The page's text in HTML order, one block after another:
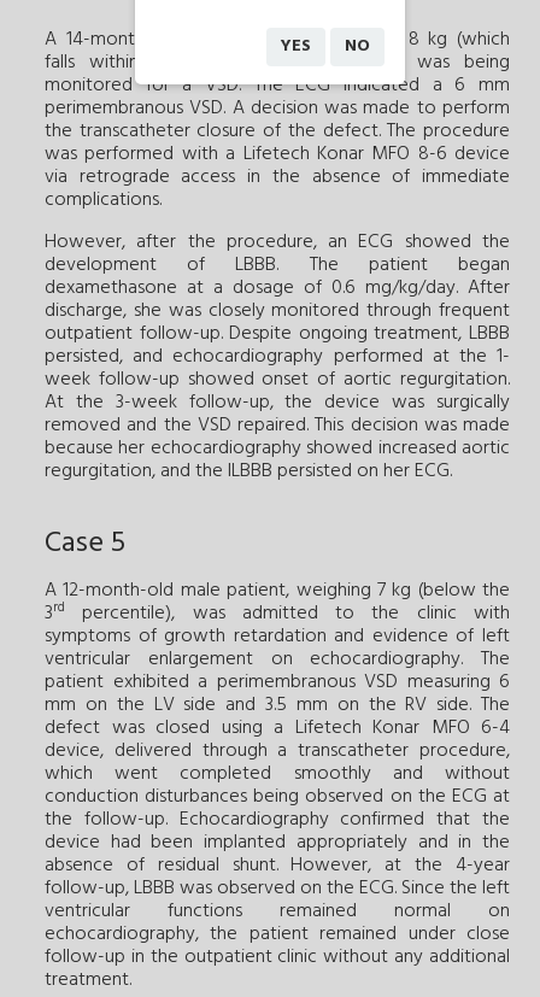
A 14-month-old female patient, weighing 8 kg (which
falls within the 3 th percentile), was being
monitored for a VSD. The ECG indicated a 6 mm
perimembranous VSD. A decision was made to perform
the transcatheter closure of the defect. The procedure
was performed with a Lifetech Konar MFO 8-6 device
via retrograde access in the absence of immediate
complications.
However, after the procedure, an ECG showed the
development of LBBB. The patient began
dexamethasone at a dosage of 0.6 mg/kg/day. After
discharge, she was closely monitored through frequent
outpatient follow-up. Despite ongoing treatment, LBBB
persisted, and echocardiography performed at the 1-
week follow-up showed onset of aortic regurgitation.
At the 3-week follow-up, the device was surgically
removed and the VSD repaired. This decision was made
because her echocardiography showed increased aortic
regurgitation, and the lLBBB persisted on her ECG.
Case 5
A 12-month-old male patient, weighing 7 kg (below the
3rd percentile), was admitted to the clinic with
symptoms of growth retardation and evidence of left
ventricular enlargement on echocardiography. The
patient exhibited a perimembranous VSD measuring 6
mm on the LV side and 3.5 mm on the RV side. The
defect was closed using a Lifetech Konar MFO 6-4
device, delivered through a transcatheter procedure,
which went completed smoothly and without
conduction disturbances being observed on the ECG at
the follow-up. Echocardiography confirmed that the
device had been implanted appropriately and in the
absence of residual shunt. However, at the 4-year
follow-up, LBBB was observed on the ECG. Since the left
ventricular functions remained normal on
echocardiography, the patient remained under close
follow-up in the outpatient clinic without any additional
treatment.
YES NO